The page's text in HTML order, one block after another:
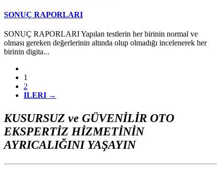
SONUÇ RAPORLARI
SONUÇ RAPORLARI Yapılan testlerin her birinin normal ve
olması gereken değerlerinin altında olup olmadığı incelenerek her
birinin digita...
1
2
ILERI →
KUSURSUZ ve GÜVENİLİR OTO
EKSPERTİZ HİZMETİNİN
AYRICALIĞINI YAŞAYIN